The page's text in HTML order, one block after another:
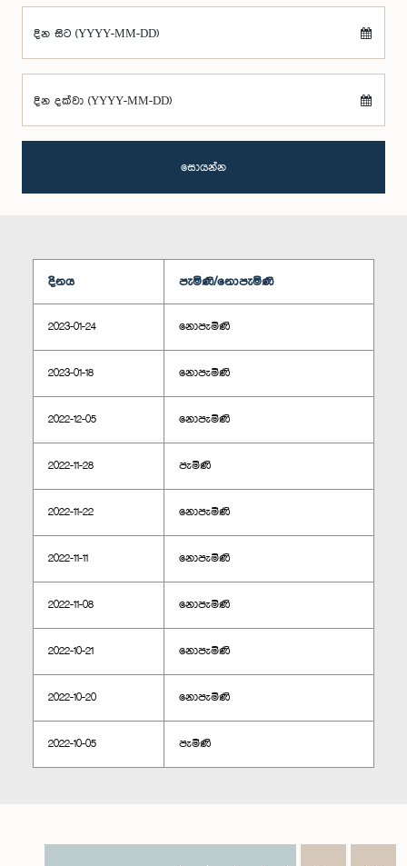
දින සිට (YYYY-MM-DD)
දින දක්වා (YYYY-MM-DD)
සොයන්න
දිනය පැමිණි/නොපැමිණි
2023-01-24 නොපැමිණි
2023-01-18 නොපැමිණි
2022-12-05 නොපැමිණි
2022-11-28 පැමිණි
2022-11-22 නොපැමිණි
2022-11-11 නොපැමිණි
2022-11-08 නොපැමිණි
2022-10-21 නොපැමිණි
2022-10-20 නොපැමිණි
2022-10-05 පැමිණි